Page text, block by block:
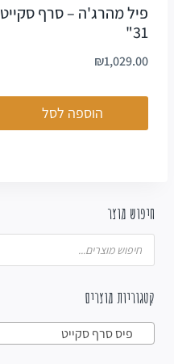
פיל מהרג'ה – סרף סקייט
31"
₪1,029.00
הוספה לסל
חיפוש מוצר
קטגוריות מוצרים
פיס סרף סקייט